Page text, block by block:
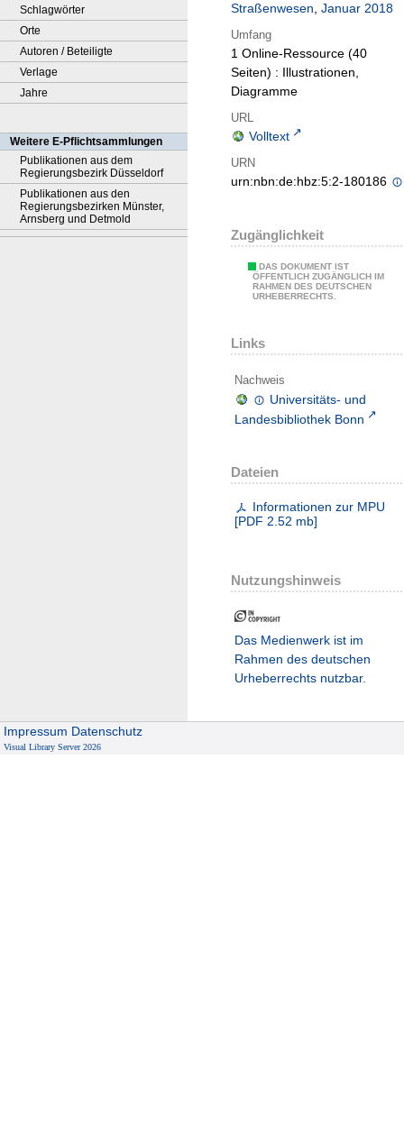
Schlagwörter
Orte
Autoren / Beteiligte
Verlage
Jahre
Weitere E-Pflichtsammlungen
Publikationen aus dem
Regierungsbezirk Düsseldorf
Publikationen aus den
Regierungsbezirken Münster,
Arnsberg und Detmold
Straßenwesen, Januar 2018
Umfang
1 Online-Ressource (40
Seiten) : Illustrationen,
Diagramme
URL
Volltext
URN
urn:nbn:de:hbz:5:2-180186
Zugänglichkeit
DAS DOKUMENT IST
ÖFFENTLICH ZUGÄNGLICH IM
RAHMEN DES DEUTSCHEN
URHEBERRECHTS.
Links
Nachweis
Universitäts- und
Landesbibliothek Bonn
Dateien
Informationen zur MPU
[PDF 2.52 mb]
Nutzungshinweis
Das Medienwerk ist im
Rahmen des deutschen
Urheberrechts nutzbar.
Impressum Datenschutz
Visual Library Server 2026